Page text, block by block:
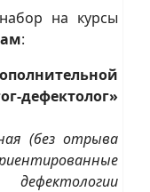
на курсы
:
дефектолог»
(без отрыва